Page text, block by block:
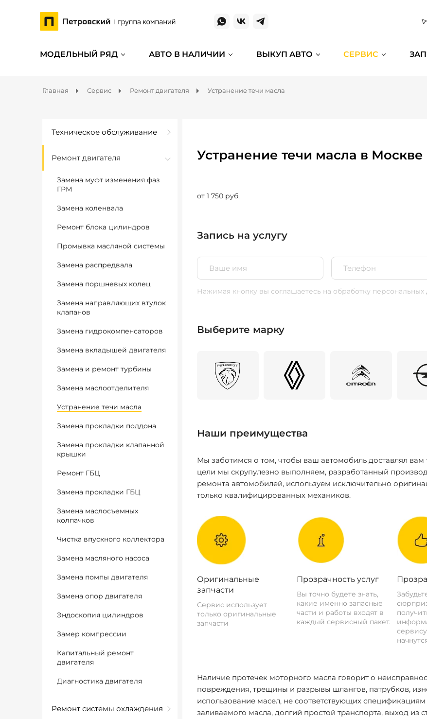
МОДЕЛЬНЫЙ РЯД АВТО В НАЛИЧИИ ВЫКУП АВТО СЕРВИС
Главная Сервис Ремонт двигателя Устранение течи масла
Техническое обслуживание
Ремонт двигателя
Замена муфт изменения фаз
ГРМ
Замена коленвала
Ремонт блока цилиндров
Промывка масляной системы
Замена распредвала
Замена поршневых колец
Замена направляющих втулок
клапанов
Замена гидрокомпенсаторов
Замена вкладышей двигателя
Замена и ремонт турбины
Замена маслоотделителя
Устранение течи масла
Замена прокладки поддона
Замена прокладки клапанной
крышки
Ремонт ГБЦ
Замена прокладки ГБЦ
Замена маслосъемных
колпачков
Чистка впускного коллектора
Замена масляного насоса
Замена помпы двигателя
Замена опор двигателя
Эндоскопия цилиндров
Замер компрессии
Капитальный ремонт
двигателя
Диагностика двигателя
Ремонт системы охлаждения
Устранение течи масла в Москве
от 1 750 руб.
Запись на услугу
Нажимая кнопку вы соглашаетесь на обработку персональных
Выберите марку
Наши преимущества
Мы заботимся о том, чтобы ваш автомобиль доставлял вам
цели мы скрупулезно выполняем, разработанный
ремонта автомобилей, используем исключительно
только квалифицированных механиков.
Оригинальные
запчасти
Сервис использует
только оригинальные
запчасти
Прозрачность услуг
Вы точно будете знать,
какие именно запасные
части и работы входят в
каждый сервисный пакет.
Наличие протечек моторного масла говорит о
повреждения, трещины и разрывы шлангов, патрубков,
использование масел, не соответствующих
заливаемого масла, долгий простой транспорта, выход из